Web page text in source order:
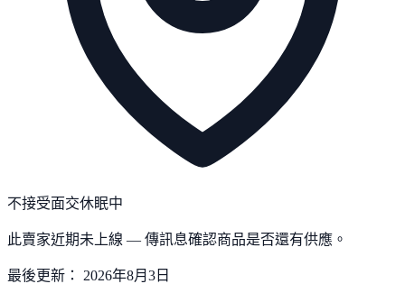
不接受面交休眠中
此賣家近期未上線 — 傳訊息確認商品是否還有供應。
最後更新： 2026年8月3日